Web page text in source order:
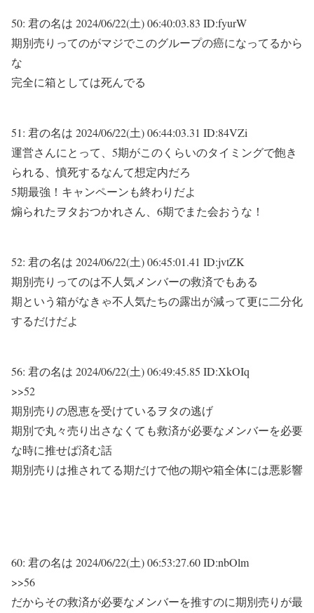
50: 君の名は 2024/06/22(土) 06:40:03.83 ID:fyurW
期別売りってのがマジでこのグループの癌になってるから
な
完全に箱としては死んでる
51: 君の名は 2024/06/22(土) 06:44:03.31 ID:84VZi
運営さんにとって、5期がこのくらいのタイミングで飽き
られる、憤死するなんて想定内だろ
5期最強！キャンペーンも終わりだよ
煽られたヲタおつかれさん、6期でまた会おうな！
52: 君の名は 2024/06/22(土) 06:45:01.41 ID:jvtZK
期別売りってのは不人気メンバーの救済でもある
期という箱がなきゃ不人気たちの露出が減って更に二分化
するだけだよ
56: 君の名は 2024/06/22(土) 06:49:45.85 ID:XkOIq
>>52
期別売りの恩恵を受けているヲタの逃げ
期別で丸々売り出さなくても救済が必要なメンバーを必要
な時に推せば済む話
期別売りは推されてる期だけで他の期や箱全体には悪影響
60: 君の名は 2024/06/22(土) 06:53:27.60 ID:nbOlm
>>56
だからその救済が必要なメンバーを推すのに期別売りが最